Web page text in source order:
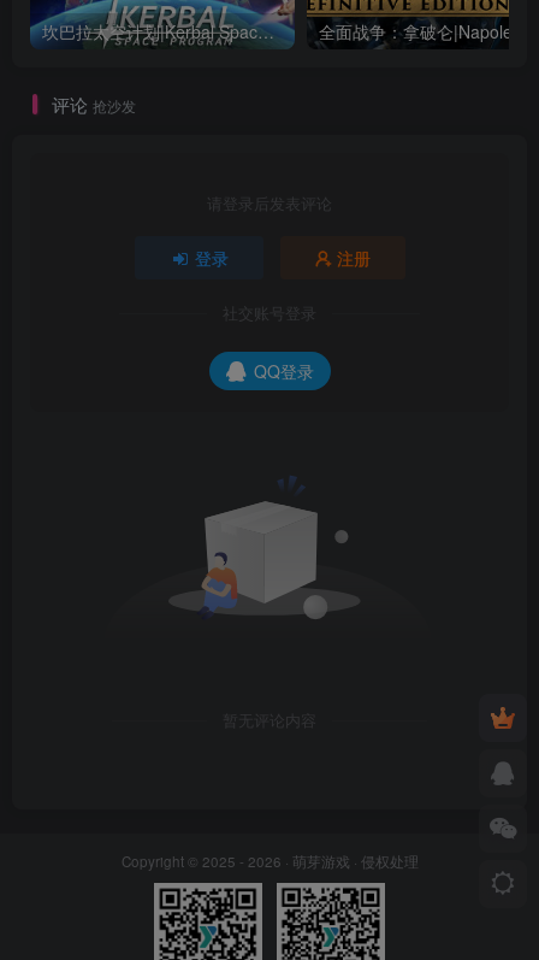
坎巴拉太空计划|Kerbal Space Program|1.12.5.3190|整合全DLC
评论 抢沙发
请登录后发表评论
登录 注册
社交账号登录
QQ登录
暂无评论内容
Copyright © 2025 - 2026 · 萌芽游戏 · 侵权处理